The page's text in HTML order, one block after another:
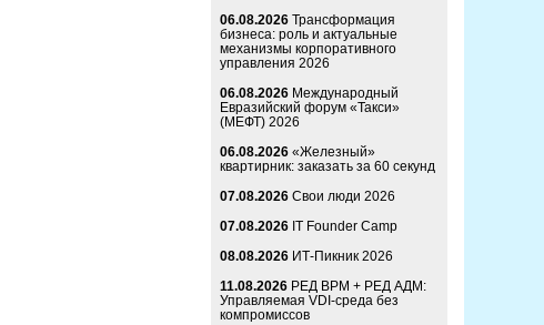
06.08.2026 Трансформация
бизнеса: роль и актуальные
механизмы корпоративного
управления 2026
06.08.2026 Международный
Евразийский форум «Такси»
(МЕФТ) 2026
06.08.2026 «Железный»
квартирник: заказать за 60 секунд
07.08.2026 Свои люди 2026
07.08.2026 IT Founder Camp
08.08.2026 ИТ-Пикник 2026
11.08.2026 РЕД ВРМ + РЕД АДМ:
Управляемая VDI-среда без
компромиссов